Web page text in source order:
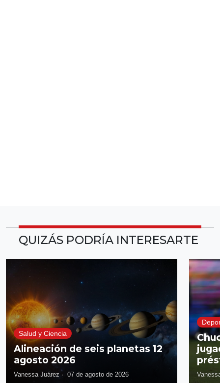
QUIZÁS PODRÍA INTERESARTE
Salud y Ciencia
Alineación de seis planetas 12
agosto 2026
Vanessa Juárez · 07 de agosto de 2026